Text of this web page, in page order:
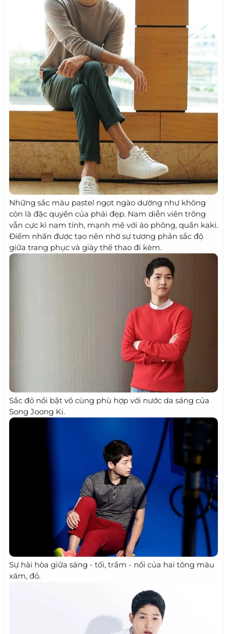
Những sắc màu pastel ngọt ngào dường như không
còn là đặc quyền của phái đẹp. Nam diễn viên trông
vẫn cực kì nam tính, mạnh mẽ với áo phông, quần kaki.
Điểm nhấn được tạo nên nhờ sự tương phản sắc độ
giữa trang phục và giày thể thao đi kèm.
Sắc đỏ nổi bật vô cùng phù hợp với nước da sáng của
Song Joong Ki.
Sự hài hòa giữa sáng - tối, trầm - nổi của hai tông màu
xám, đỏ.